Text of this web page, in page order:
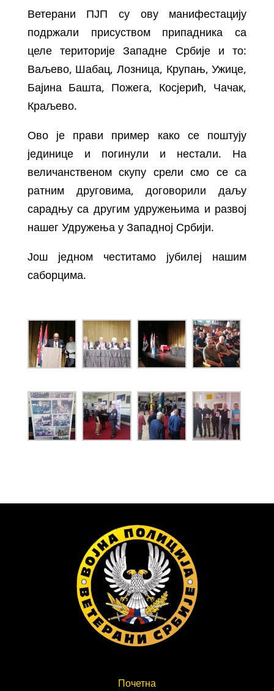
Ветерани ПЈП су ову манифестацију
подржали присуством припадника са
целе територије Западне Србије и то:
Ваљево, Шабац, Лозница, Крупањ, Ужице,
Бајина Башта, Пожега, Косјерић, Чачак,
Краљево.
Ово је прави пример како се поштују
јединице и погинули и нестали. На
величанственом скупу срели смо се са
ратним друговима, договорили даљу
сарадњу са другим удружењима и развој
нашег Удружења у Западној Србији.
Још једном честитамо јубилеј нашим
саборцима.
Почетна